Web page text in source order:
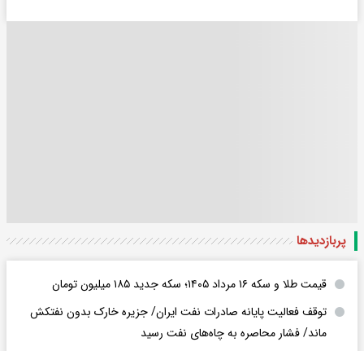
پربازدید‌ها
قیمت طلا و سکه ۱۶ مرداد ۱۴۰۵؛ سکه جدید ١٨۵ میلیون تومان
توقف فعالیت پایانه صادرات نفت ایران/ جزیره خارک بدون نفتکش
ماند/ فشار محاصره به چاه‌های نفت رسید